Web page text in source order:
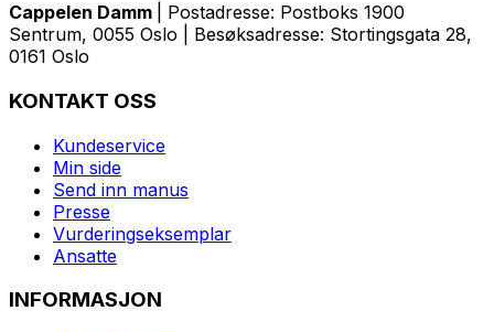
Cappelen Damm
| Postadresse: Postboks 1900
Sentrum, 0055 Oslo | Besøksadresse: Stortingsgata 28,
0161 Oslo
KONTAKT OSS
Kundeservice
Min side
Send inn manus
Presse
Vurderingseksemplar
Ansatte
INFORMASJON